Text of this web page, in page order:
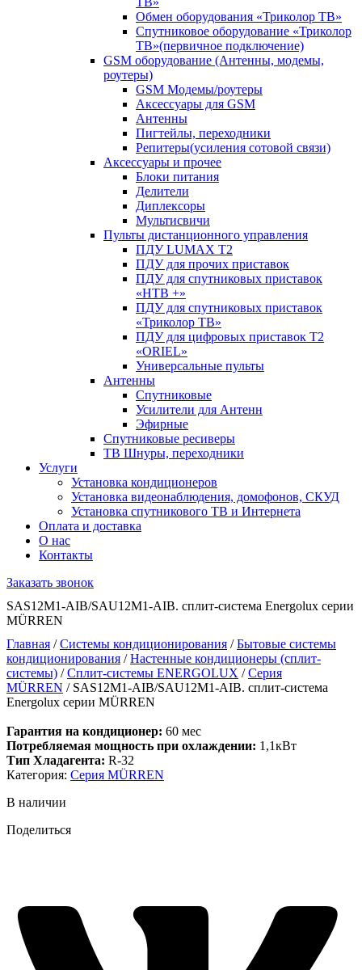
Обмен оборудования «Триколор ТВ»
Спутниковое оборудование «Триколор
ТВ»(первичное подключение)
GSM оборудование (Антенны, модемы,
роутеры)
GSM Модемы/роутеры
Аксессуары для GSM
Антенны
Пигтейлы, переходники
Репитеры(усиления сотовой связи)
Аксессуары и прочее
Блоки питания
Делители
Диплексоры
Мультисвичи
Пульты дистанционного управления
ПДУ LUMAX Т2
ПДУ для прочих приставок
ПДУ для спутниковых приставок
«НТВ +»
ПДУ для спутниковых приставок
«Триколор ТВ»
ПДУ для цифровых приставок Т2
«ORIEL»
Универсальные пульты
Антенны
Спутниковые
Усилители для Антенн
Эфирные
Спутниковые ресиверы
ТВ Шнуры, переходники
Услуги
Установка кондиционеров
Установка видеонаблюдения, домофонов, СКУД
Установка спутникового ТВ и Интернета
Оплата и доставка
О нас
Контакты
Заказать звонок
SAS12M1-AIB/SAU12M1-AIB. сплит-система Energolux серии
MÜRREN
Главная /Системы кондиционирования /Бытовые системы
кондиционирования /Настенные кондиционеры (сплит-
системы) /Сплит-системы ENERGOLUX /Серия
MÜRREN / SAS12M1-AIB/SAU12M1-AIB. сплит-система
Energolux серии MÜRREN
Гарантия на кондиционер: 60 мес
Потребляемая мощность при охлаждении: 1,1кВт
Тип Хладагента: R-32
Категория: Серия MÜRREN
В наличии
Поделиться